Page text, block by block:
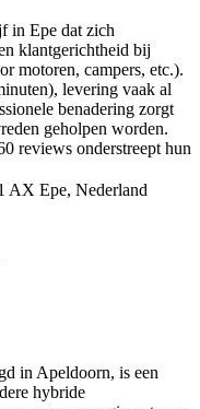
in Epe dat zich
klantgerichtheid bij
motoren, campers, etc.).
levering vaak al
benadering zorgt
geholpen worden.
reviews onderstreept hun
AX Epe, Nederland
in Apeldoorn, is een
hybride